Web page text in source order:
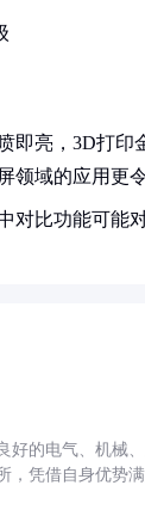
即亮，3D打
领域的应用更令
对比功能可能
好的电气、机械
，凭借自身优势